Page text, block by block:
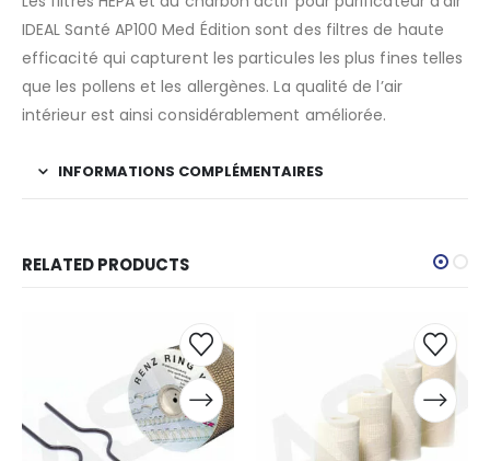
IDEAL Santé AP100 Med Édition sont des filtres de haute
efficacité qui capturent les particules les plus fines telles
que les pollens et les allergènes. La qualité de l’air
intérieur est ainsi considérablement améliorée.
INFORMATIONS COMPLÉMENTAIRES
RELATED PRODUCTS